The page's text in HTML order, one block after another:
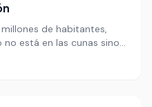
de habitantes,
está en las cunas sino
venezolanos y
migratorio que está